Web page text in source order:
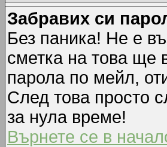
Забравих си
Без паника! Не е
сметка на това ще
парола по мейл,
След това просто
за нула време!
Върнете се в